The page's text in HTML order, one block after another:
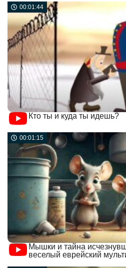
00:01:44
Кто ты и куда ты идешь?
00:01:15
Мышки и тайна
веселый еврейский